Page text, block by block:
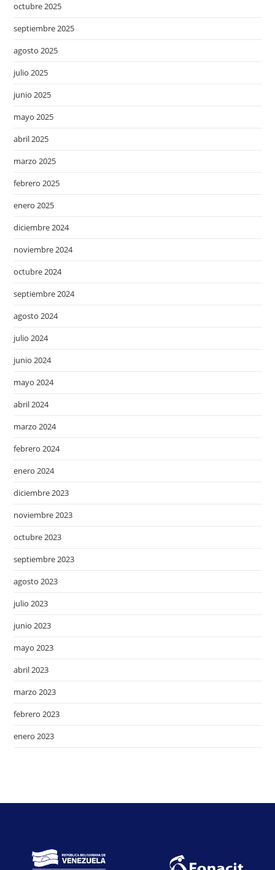
octubre 2025
septiembre 2025
agosto 2025
julio 2025
junio 2025
mayo 2025
abril 2025
marzo 2025
febrero 2025
enero 2025
diciembre 2024
noviembre 2024
octubre 2024
septiembre 2024
agosto 2024
julio 2024
junio 2024
mayo 2024
abril 2024
marzo 2024
febrero 2024
enero 2024
diciembre 2023
noviembre 2023
octubre 2023
septiembre 2023
agosto 2023
julio 2023
junio 2023
mayo 2023
abril 2023
marzo 2023
febrero 2023
enero 2023